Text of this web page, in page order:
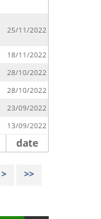
date
25/11/2022
18/11/2022
28/10/2022
28/10/2022
23/09/2022
13/09/2022
> >>